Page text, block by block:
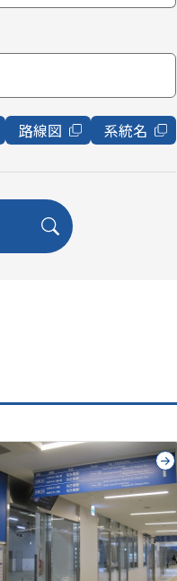
路線図 系統名